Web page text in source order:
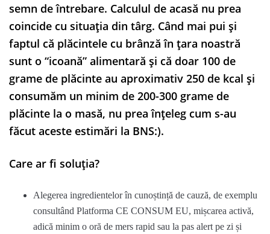
semn de întrebare. Calculul de acasă nu prea
coincide cu situația din târg. Când mai pui și
faptul că plăcintele cu brânză în țara noastră
sunt o “icoană” alimentară și că doar 100 de
grame de plăcinte au aproximativ 250 de kcal și
consumăm un minim de 200-300 grame de
plăcinte la o masă, nu prea înțeleg cum s-au
făcut aceste estimări la BNS:).
Care ar fi soluția?
Alegerea ingredientelor în cunoștință de cauză, de exemplu
consultând Platforma CE CONSUM EU, mișcarea activă,
adică minim o oră de mers rapid sau la pas alert pe zi și